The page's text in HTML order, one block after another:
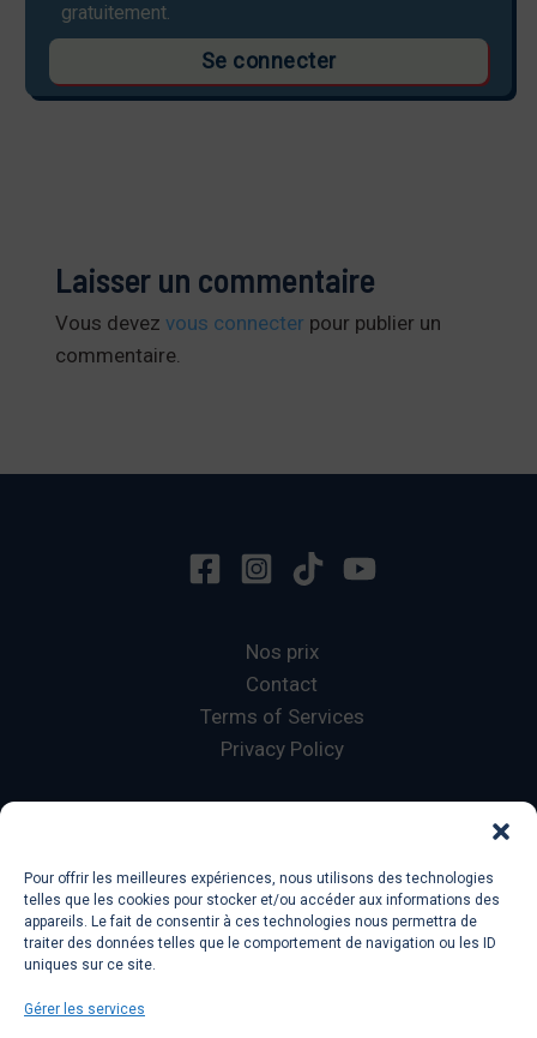
Pour offrir les meilleures expériences, nous utilisons des technologies
telles que les cookies pour stocker et/ou accéder aux informations des
appareils. Le fait de consentir à ces technologies nous permettra de
traiter des données telles que le comportement de navigation ou les ID
uniques sur ce site.
Gérer les services
gratuitement.
Se connecter
Laisser un commentaire
Vous devez vous connecter pour publier un
commentaire.
Nos prix
Contact
Terms of Services
Privacy Policy
Français sans Fautes